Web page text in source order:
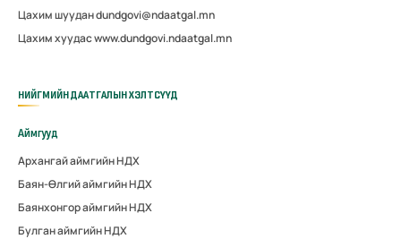
Цахим шуудан dundgovi@ndaatgal.mn
Цахим хуудас www.dundgovi.ndaatgal.mn
НИЙГМИЙН ДААТГАЛЫН ХЭЛТСҮҮД
Аймгууд
Архангай аймгийн НДХ
Баян-Өлгий аймгийн НДХ
Баянхонгор аймгийн НДХ
Булган аймгийн НДХ